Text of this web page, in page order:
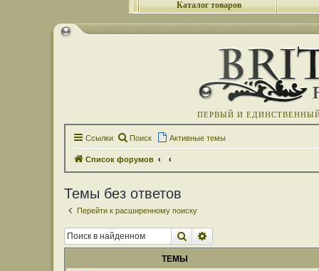
Каталог товаров
ПЕРВЫЙ И
Ссылки Поиск Активные темы
Список форумов
Темы без ответов
Перейти к расширенному поиску
Поиск
ТЕМЫ